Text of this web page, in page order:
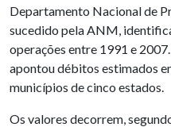
Departamento Nacional de
sucedido pela ANM,
operações entre 1991 e
apontou débitos estimados
municípios de cinco estados.
Os valores decorrem,